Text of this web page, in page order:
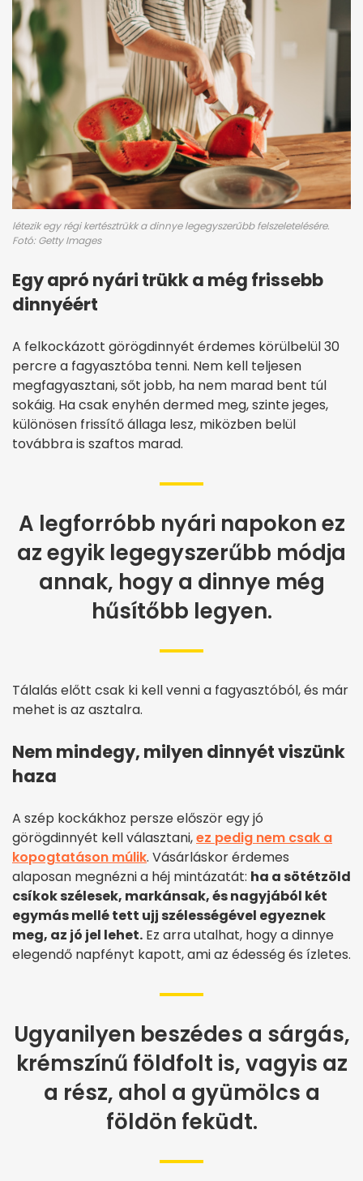
létezik egy régi kertésztrükk a dinnye legegyszerűbb felszeletelésére.
Fotó: Getty Images
Egy apró nyári trükk a még frissebb
dinnyéért
A felkockázott görögdinnyét érdemes körülbelül 30
percre a fagyasztóba tenni. Nem kell teljesen
megfagyasztani, sőt jobb, ha nem marad bent túl
sokáig. Ha csak enyhén dermed meg, szinte jeges,
különösen frissítő állaga lesz, miközben belül
továbbra is szaftos marad.
A legforróbb nyári napokon ez
az egyik legegyszerűbb módja
annak, hogy a dinnye még
hűsítőbb legyen.
Tálalás előtt csak ki kell venni a fagyasztóból, és már
mehet is az asztalra.
Nem mindegy, milyen dinnyét viszünk
haza
A szép kockákhoz persze először egy jó
görögdinnyét kell választani,ez pedig nem csak a
kopogtatáson múlik. Vásárláskor érdemes
alaposan megnézni a héj mintázatát: ha a sötétzöld
csíkok szélesek, markánsak, és nagyjából két
egymás mellé tett ujj szélességével egyeznek
meg, az jó jel lehet. Ez arra utalhat, hogy a dinnye
elegendő napfényt kapott, ami az édesség és ízletes.
Ugyanilyen beszédes a sárgás,
krémszínű földfolt is, vagyis az
a rész, ahol a gyümölcs a
földön feküdt.